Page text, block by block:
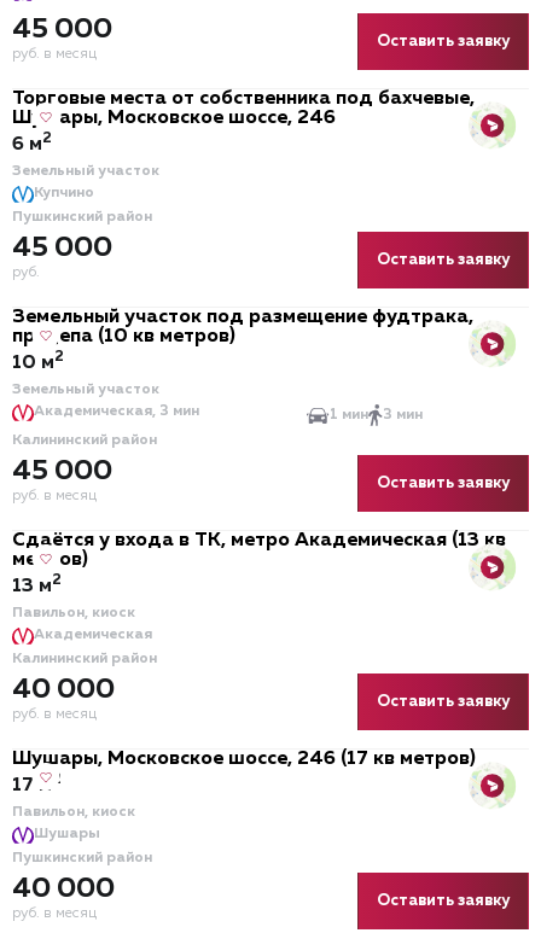
45 000
руб. в месяц
Оставить заявку
Торговые места от собственника под бахчевые,
Шушары, Московское шоссе, 246
Земельный участок
Купчино
Пушкинский район
45 000
руб.
6 м2
Оставить заявку
Земельный участок под размещение фудтрака,
прицепа (10 кв метров)
Земельный участок
Академическая, 3 мин
1 мин
3 мин
Калининский район
45 000
руб. в месяц
10 м2
Оставить заявку
Сдаётся у входа в ТК, метро Академическая (13 кв
метров)
Павильон, киоск
Академическая
Калининский район
40 000
руб. в месяц
13 м2
Оставить заявку
Шушары, Московское шоссе, 246 (17 кв метров)
Павильон, киоск
Шушары
Пушкинский район
40 000
руб. в месяц
17 м 2
Оставить заявку